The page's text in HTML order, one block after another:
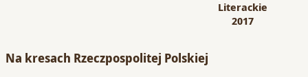
Literackie
2017
Na kresach Rzeczpospolitej Polskiej